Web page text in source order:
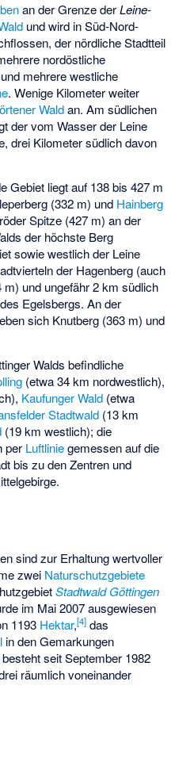
an der Grenze derLeine-
und wird in Süd-Nord-
der nördliche Stadtteil
nordöstliche
und mehrere westliche
. Wenige Kilometer weiter
Waldan. Am südlichen
der vom Wasser der Leine
, drei Kilometer südlich davon
Gebiet liegt auf 138 bis 427 m
(332 m) und Hainberg
Spitze (427 m) an der
der höchste Berg
sowie westlich der Leine
der Hagenberg (auch
m) und ungefähr 2 km südlich
Egelsbergs. An der
sich Knutberg (363 m) und
Walds befindliche
(etwa 34 km nordwestlich),
Kaufunger Wald (etwa
Stadtwald (13 km
(19 km westlich); die
per Luftliniegemessen auf die
bis zu den Zentren und
sind zur Erhaltung wertvoller
zwei Naturschutzgebiete
Stadtwald Göttingen
im Mai 2007 ausgewiesen
1193 Hektar,[4] das
in den Gemarkungen
seit September 1982
räumlich voneinander